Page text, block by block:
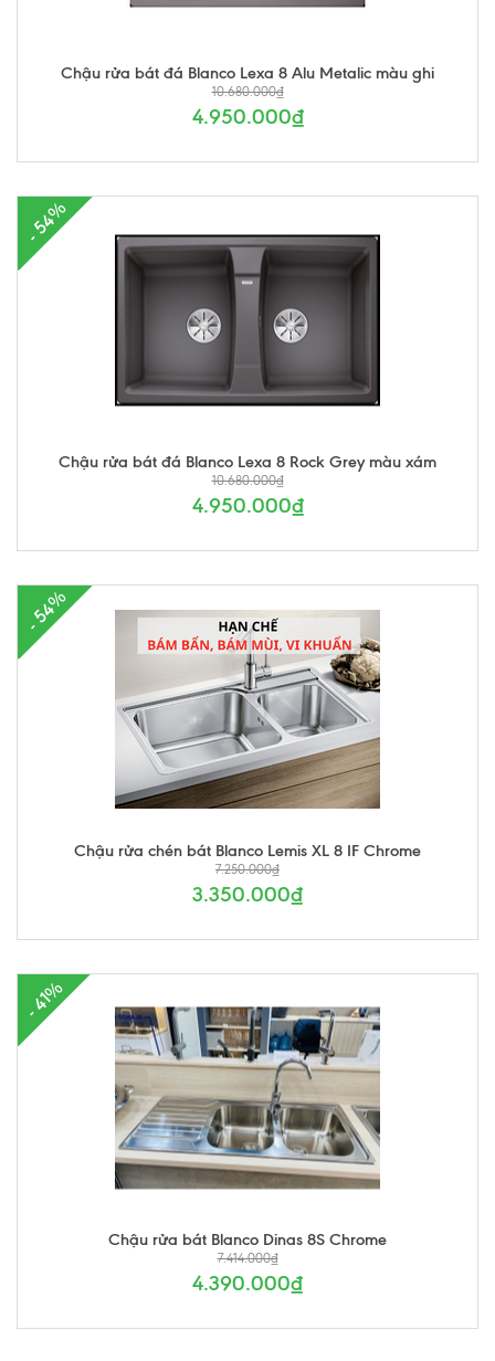
Chậu rửa bát đá Blanco Lexa 8 Alu Metalic màu ghi
10.680.000₫
4.950.000₫
- 54%
Chậu rửa bát đá Blanco Lexa 8 Rock Grey màu xám
10.680.000₫
4.950.000₫
- 54%
Chậu rửa chén bát Blanco Lemis XL 8 IF Chrome
7.250.000₫
3.350.000₫
- 41%
Chậu rửa bát Blanco Dinas 8S Chrome
7.414.000₫
4.390.000₫